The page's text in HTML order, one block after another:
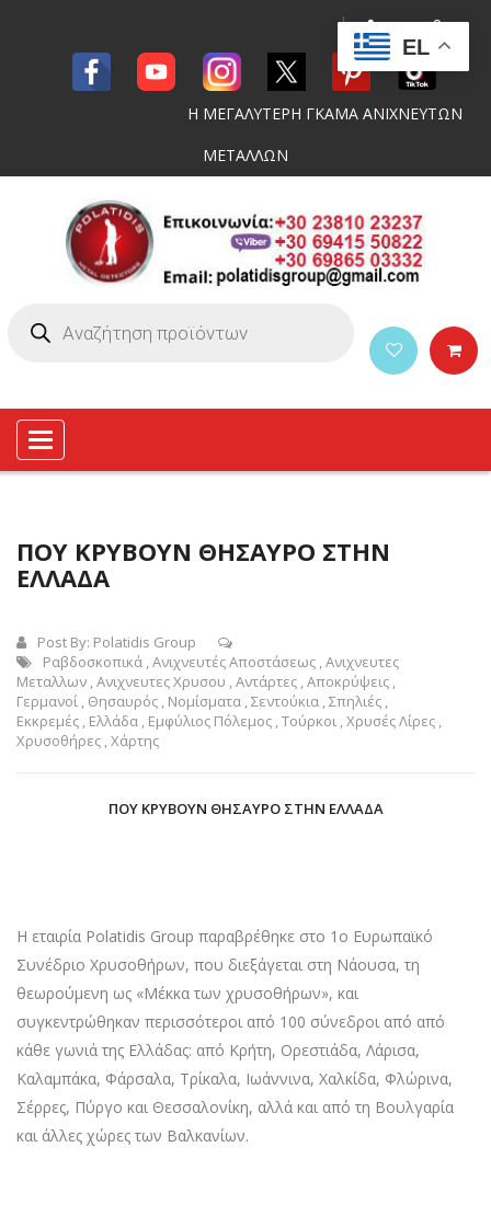
Η ΜΕΓΑΛΥΤΕΡΗ ΓΚΑΜΑ ΑΝΙΧΝΕΥΤΩΝ
ΜΕΤΑΛΛΩΝ
Toggle
navigation
ΠΟΥ ΚΡΥΒΟΥΝ ΘΗΣΑΥΡΟ ΣΤΗΝ
ΕΛΛΑΔΑ
Post By: Polatidis Group
Ραβδοσκοπικά ,Ανιχνευτές Αποστάσεως ,Ανιχνευτες
Μεταλλων ,Ανιχνευτες Χρυσου ,Αντάρτες ,Αποκρύψεις ,
Γερμανοί , Θησαυρός , Νομίσματα ,Σεντούκια ,Σπηλιές ,
Εκκρεμές , Ελλάδα , Εμφύλιος Πόλεμος ,Τούρκοι ,Χρυσές Λίρες ,
Χρυσοθήρες ,Χάρτης
ΠΟΥ ΚΡΎΒΟΥΝ ΘΗΣΑΥΡΌ ΣΤΗΝ ΕΛΛΆΔΑ
Η εταιρία Polatidis Group παραβρέθηκε στο 1ο Ευρωπαϊκό
Συνέδριο Χρυσοθήρων, που διεξάγεται στη Νάουσα, τη
θεωρούμενη ως «Μέκκα των χρυσοθήρων», και
συγκεντρώθηκαν περισσότεροι από 100 σύνεδροι από από
κάθε γωνιά της Ελλάδας: από Κρήτη, Ορεστιάδα, Λάρισα,
Καλαμπάκα, Φάρσαλα, Τρίκαλα, Ιωάννινα, Χαλκίδα, Φλώρινα,
Σέρρες, Πύργο και Θεσσαλονίκη, αλλά και από τη Βουλγαρία
και άλλες χώρες των Βαλκανίων.
EL